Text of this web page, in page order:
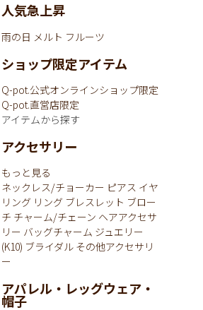
人気急上昇
雨の日 メルト フルーツ
ショップ限定アイテム
Q-pot.公式オンラインショップ限定
Q-pot.直営店限定
アイテムから探す
アクセサリー
もっと見る
ネックレス/チョーカー ピアス イヤ
リング リング ブレスレット ブロー
チ チャーム/チェーン ヘアアクセサ
リー バッグチャーム ジュエリー
(K10) ブライダル その他アクセサリ
ー
アパレル・レッグウェア・
帽子